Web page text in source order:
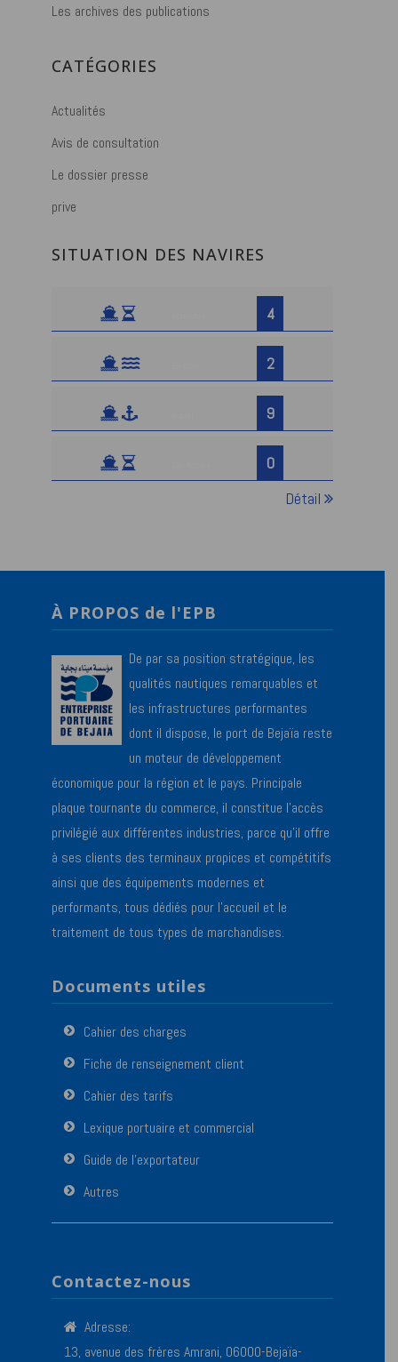
Les archives des publications
CATÉGORIES
Actualités
Avis de consultation
Le dossier presse
prive
SITUATION DES NAVIRES
4
2
9
0
Détail
À PROPOS de l'EPB
De par sa position stratégique, les
qualités nautiques remarquables et
les infrastructures performantes
dont il dispose, le port de Bejaïa reste
un moteur de développement
économique pour la région et le pays. Principale
plaque tournante du commerce, il constitue l’accès
privilégié aux différentes industries, parce qu’il offre
à ses clients des terminaux propices et compétitifs
ainsi que des équipements modernes et
performants, tous dédiés pour l’accueil et le
traitement de tous types de marchandises.
Documents utiles
Cahier des charges
Fiche de renseignement client
Cahier des tarifs
Lexique portuaire et commercial
Guide de l’exportateur
Autres
Contactez-nous
Adresse:
13, avenue des frères Amrani, 06000-Bejaïa-